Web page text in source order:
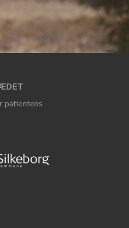
patientens